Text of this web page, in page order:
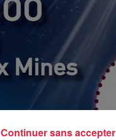
Continuer sans accepter